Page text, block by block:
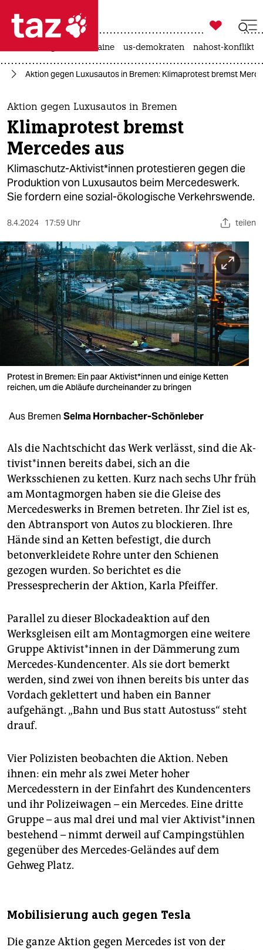
 taz zahl ich
taz zahl ich
themen
politik
öko
gesellschaft
sport
berlin
nord
wahrheit
verlag
verlag
veranstaltungen
shop
unterstützen
abo
genossenschaft
epaper login

taz zahl ich
krieg in der ukraine us-demokraten nahost-konflikt
Aktion gegen Luxusautos in Bremen: Klimaprotest bremst
Aktion gegen Luxusautos in Bremen
Klimaprotest bremst
Mercedes aus
Klimaschutz-Ak­ti­vis­t*in­nen protestieren gegen die
Produktion von Luxusautos beim Mercedeswerk.
Sie fordern eine sozial-ökologische Verkehrswende.
8.4.2024 17:59 Uhr teilen
Protest in Bremen: Ein paar Ak­ti­vis­t*in­nen und einige Ketten
reichen, um die Abläufe durcheinander zu bringen
Aus Bremen Selma Hornbacher-Schönleber
Als die Nachtschicht das Werk verlässt, sind die Ak­
ti­vis­t*in­nen bereits dabei, sich an die
Werksschienen zu ketten. Kurz nach sechs Uhr früh
am Montagmorgen haben sie die Gleise des
Mercedeswerks in Bremen betreten. Ihr Ziel ist es,
den Abtransport von Autos zu blockieren. Ihre
Hände sind an Ketten befestigt, die durch
betonverkleidete Rohre unter den Schienen
gezogen wurden. So berichtet es die
Pressesprecherin der Aktion, Karla Pfeiffer.
Parallel zu dieser Blockadeaktion auf den
Werksgleisen eilt am Montagmorgen eine weitere
Gruppe Ak­ti­vis­t*in­nen in der Dämmerung zum
Mercedes-Kundencenter. Als sie dort bemerkt
werden, sind zwei von ihnen bereits bis unter das
Vordach geklettert und haben ein Banner
aufgehängt. „Bahn und Bus statt Autostuss“ steht
drauf.
Vier Polizisten beobachten die Aktion. Neben
ihnen: ein mehr als zwei Meter hoher
Mercedesstern in der Einfahrt des Kundencenters
und ihr Polizeiwagen – ein Mercedes. Eine dritte
Gruppe – aus mal drei und mal vier Ak­ti­vis­t*in­nen
bestehend – nimmt derweil auf Campingstühlen
gegenüber des Mercedes-Geländes auf dem
Gehweg Platz.
Mobilisierung auch gegen Tesla
Die ganze Aktion gegen Mercedes ist von der